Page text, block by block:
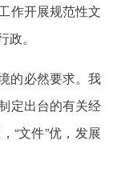
作开展规范性文
。
的必然要求。我
定出台的有关经
“文件”优，发展